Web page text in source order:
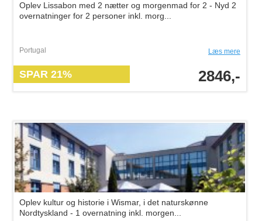
Oplev Lissabon med 2 nætter og morgenmad for 2 - Nyd 2
overnatninger for 2 personer inkl. morg...
Portugal Læs mere
SPAR 21% 2846,-
Oplev kultur og historie i Wismar, i det naturskønne
Nordtyskland - 1 overnatning inkl. morgen...